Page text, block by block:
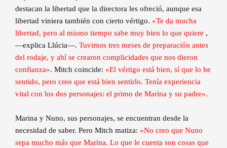
destacan la libertad que la directora les ofreció, aunque esa
libertad viniera también con cierto vértigo. «Te da mucha
libertad, pero al mismo tiempo sabe muy bien lo que quiere ,
—explica Llúcia—. Tuvimos tres meses de preparación antes
del rodaje, y ahí se crearon complicidades que nos dieron
confianza». Mitch coincide: «El vértigo está bien, sí que lo he
sentido, pero creo que está bien sentirlo. Tenía experiencia
vital con los dos personajes: el primo de Marina y su padre».
Marina y Nuno, sus personajes, se encuentran desde la
necesidad de saber. Pero Mitch matiza: «No creo que Nuno
sepa mucho más que Marina. Lo que le cuenta son cosas que